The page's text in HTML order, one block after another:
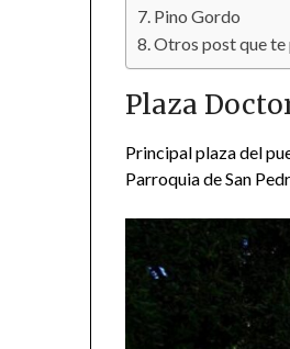
Pino Gordo
Otros post que te
Plaza
Principal plaza del
Parroquia de San